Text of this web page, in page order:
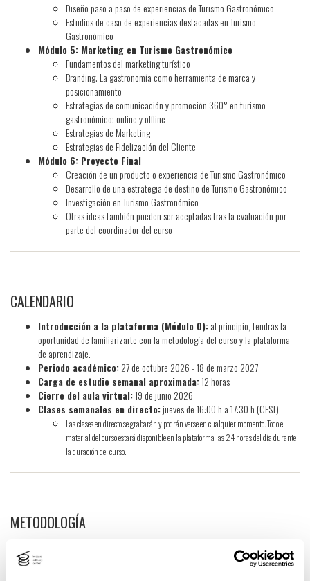
Diseño paso a paso de experiencias de Turismo Gastronómico
Estudios de caso de experiencias destacadas en Turismo
Gastronómico
Módulo 5: Marketing en Turismo Gastronómico
Fundamentos del marketing turístico
Branding. La gastronomía como herramienta de marca y
posicionamiento
Estrategias de comunicación y promoción 360° en turismo
gastronómico: online y offline
Estrategias de Marketing
Estrategias de Fidelización del Cliente
Módulo 6: Proyecto Final
Creación de un producto o experiencia de Turismo Gastronómico
Desarrollo de una estrategia de destino de Turismo Gastronómico
Investigación en Turismo Gastronómico
Otras ideas también pueden ser aceptadas tras la evaluación por
parte del coordinador del curso
CALENDARIO
Introducción a la plataforma (Módulo 0): al principio, tendrás la
oportunidad de familiarizarte con la metodología del curso y la plataforma
de aprendizaje.
Periodo académico: 27 de octubre 2026 - 18 de marzo 2027
Carga de estudio semanal aproximada:12 horas
Cierre del aula virtual:19 de junio 2026
Clases semanales en directo: jueves de 16:00 h a 17:30 h (CEST)
Las clases en directo se grabarán y podrán verse en cualquier momento. Todo el
material del curso estará disponible en la plataforma las 24 horas del día durante
la duración del curso.
METODOLOGÍA
y utiliza una metodología de
learning by doing
la mejor manera de